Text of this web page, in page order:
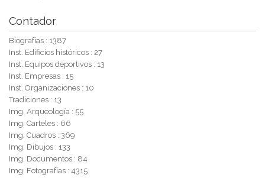
Contador
Biografías : 1387
Inst. Edificios históricos : 27
Inst. Equipos deportivos : 13
Inst. Empresas : 15
Inst. Organizaciones : 10
Tradiciones : 13
Img. Arqueología : 55
Img. Carteles : 66
Img. Cuadros : 369
Img. Dibujos : 133
Img. Documentos : 84
Img. Fotografías : 4315